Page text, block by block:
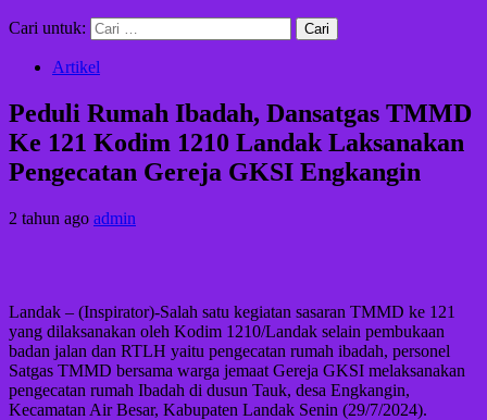
Cari untuk:
Artikel
Peduli Rumah Ibadah, Dansatgas TMMD
Ke 121 Kodim 1210 Landak Laksanakan
Pengecatan Gereja GKSI Engkangin
2 tahun ago admin
Landak – (Inspirator)-Salah satu kegiatan sasaran TMMD ke 121
yang dilaksanakan oleh Kodim 1210/Landak selain pembukaan
badan jalan dan RTLH yaitu pengecatan rumah ibadah, personel
Satgas TMMD bersama warga jemaat Gereja GKSI melaksanakan
pengecatan rumah Ibadah di dusun Tauk, desa Engkangin,
Kecamatan Air Besar, Kabupaten Landak Senin (29/7/2024).